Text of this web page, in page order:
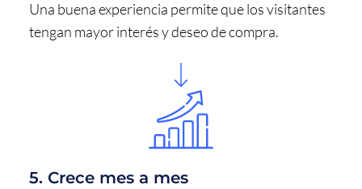
Una buena experiencia permite que los visitantes
tengan mayor interés y deseo de compra.
5. Crece mes a mes